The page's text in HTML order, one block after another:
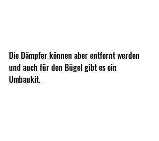
Die Dämpfer können aber entfernt werden
und auch für den Bügel gibt es ein
Umbaukit.